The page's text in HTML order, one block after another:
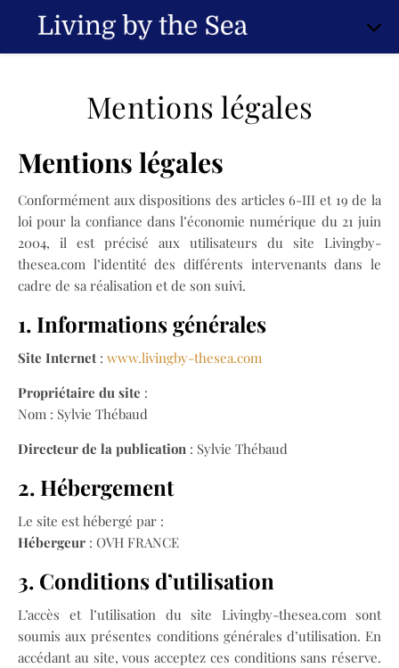
Mentions légales
Mentions légales
Conformément aux dispositions des articles 6-III et 19 de la
loi pour la confiance dans l’économie numérique du 21 juin
2004, il est précisé aux utilisateurs du site Livingby-
thesea.com l’identité des différents intervenants dans le
cadre de sa réalisation et de son suivi.
1. Informations générales
Site Internet : www.livingby-thesea.com
Propriétaire du site :
Nom : Sylvie Thébaud
Directeur de la publication : Sylvie Thébaud
2. Hébergement
Le site est hébergé par :
Hébergeur : OVH FRANCE
3. Conditions d’utilisation
L’accès et l’utilisation du site Livingby-thesea.com sont
soumis aux présentes conditions générales d’utilisation. En
accédant au site, vous acceptez ces conditions sans réserve.